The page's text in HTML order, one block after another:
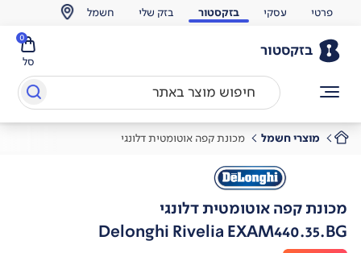
פרטי עסקי בזקסטור בזק שלי חשמל
בזקסטור
סל
0
מוצרי חשמל מכונת קפה אוטומטית דלונגי
מכונת קפה אוטומטית דלונגי
Delonghi Rivelia EXAM440.35.BG